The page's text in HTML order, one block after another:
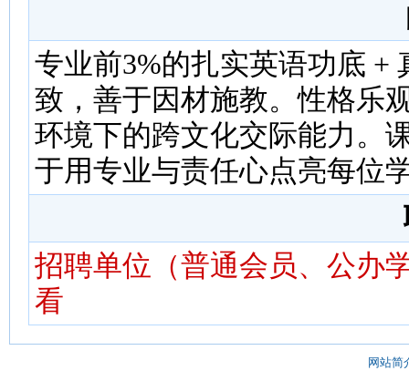
专业前3%的扎实英语功底 +
致，善于因材施教。性格乐
环境下的跨文化交际能力。
于用专业与责任心点亮每位
招聘单位（普通会员、公办
看
网站简